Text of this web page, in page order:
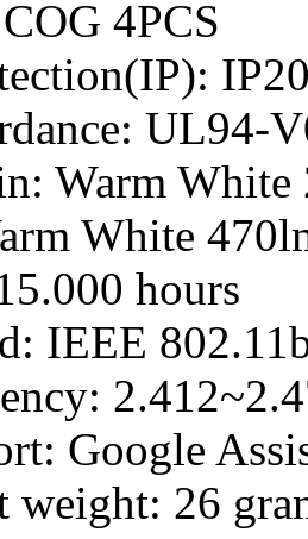
4PCS
UL94-
Warm
White
hours
IEEE
Google
weight: 26